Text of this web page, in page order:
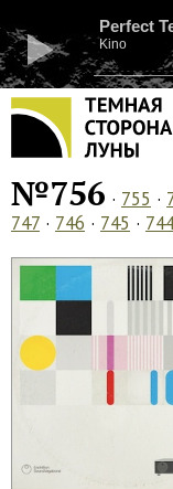
Perfect
Kino
№756 · 755 ·
747 · 746 · 745 ·